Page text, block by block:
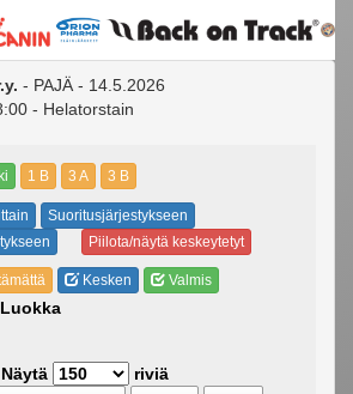
- PAJÄ - 14.5.2026
- Helatorstain
1 B 3 A 3 B
Suoritusjärjestykseen
Piilota/näytä keskeytetyt
Kesken Valmis
Luokka
Näytä
riviä